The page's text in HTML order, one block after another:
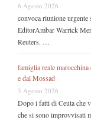
6 Agosto 2026
convoca riunione urgente
EditorAmbar Warrick
Reuters. …
famiglia reale
e dal Mossad
5 Agosto 2026
Dopo i fatti di Ceuta che
che si sono improvvisati